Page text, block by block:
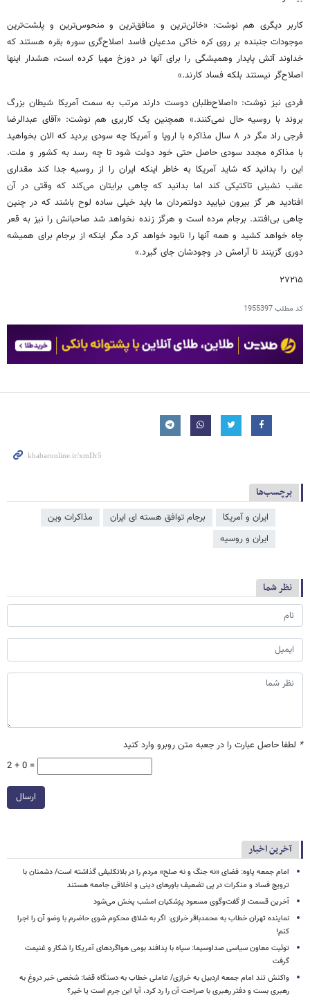
کاربر دیگری هم نوشت: «خائن‌ترین و منافق‌ترین و منحوس‌ترین و پلشت‌ترین
موجودات جنبنده بر روی کره خاکی مدعیان فاسد اصلاح‌گری سوره بقره هستند که
خداوند آتش پایدار وهمیشگی را برای آنها در دوزخ مهیا کرده است، هشدار اینها
اصلاح‌گر نیستند بلکه فساد کارند.»
فردی نیز نوشت: «اصلاح‌طلبان دوست دارند مرتب به سمت آمریکا شیطان بزرگ
بروند با روسیه حال نمی‌کنند.» همچنین یک کاربری هم نوشت: «آقای عبدالرضا
فرجی راد مگر در ۸ سال مذاکره با اروپا و آمریکا چه سودی بردید که الان بخواهید
با مذاکره مجدد سودی حاصل حتی خود دولت شود تا چه رسد به کشور و ملت.
این را بدانید که شاید آمریکا به خاطر اینکه ایران را از روسیه جدا کند مقداری
عقب نشینی تاکتیکی کند اما بدانید که چاهی برایتان می‌کند که وقتی در آن
افتادید هر گز بیرون نیایید دولتمردان ما باید خیلی ساده لوح باشند که در چنین
چاهی بی‌افتند. برجام مرده است و هرگز زنده نخواهد شد صاحبانش را نیز به قعر
چاه خواهد کشید و همه آنها را نابود خواهد کرد مگر اینکه از برجام برای همیشه
دوری گزینند تا آرامش در وجودشان جای گیرد.»
۲۷۲۱۵
کد مطلب1955397
برچسب‌ها
ایران و آمریکا برجام توافق هسته ای ایران
مذاکرات وین
ایران و روسیه
نظر شما
* لطفا حاصل عبارت را در جعبه متن روبرو وارد کنید
2 + 0 =
ارسال
آخرین اخبار
امام جمعه پاوه: فضای «نه جنگ و نه صلح» مردم را در بلاتکلیفی گذاشته است/ دشمنان با
ترویج فساد و منکرات در پی تضعیف باورهای دینی و اخلاقی جامعه هستند
آخرین قسمت از گفت‌وگوی مسعود پزشکیان امشب پخش می‌شود
نماینده تهران خطاب به محمدباقر خرازی: اگر به شلاق محکوم شوی حاضرم با وضو آن را اجرا
کنم!
توئیت معاون سیاسی صداوسیما: سپاه با پدافند بومی هواگردهای آمریکا را شکار و غنیمت
گرفت
واکنش تند امام جمعه اردبیل به خرازی/ عاملی خطاب به دستگاه قضا: شخصی خبر دروغ به
رهبری بست و دفتر رهبری با صراحت آن را رد کرد، آیا این جرم است یا خیر؟